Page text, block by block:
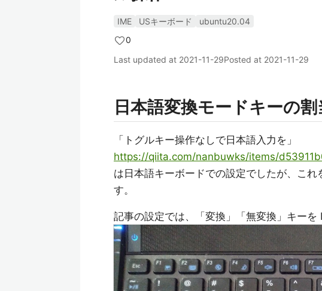
IME USキーボード
ubuntu20.04
0
Last updated at 2021-11-29Posted at 2021-11-29
日本語変換モードキーの割
「トグルキー操作なしで日本語入力を」
https://qiita.com/nanbuwks/items/
は日本語キーボードでの設定でしたが、こ
す。
記事の設定では、「変換」「無変換」キーを